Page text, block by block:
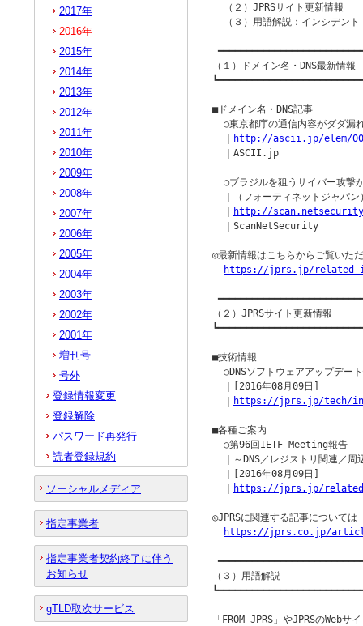
  （２）JPRSサイト更新情報
  （３）用語解説：インシデント
（１）ドメイン名・DNS最新情報
■ドメイン名・DNS記事
○東京都庁の通信内容がダダ漏
http://ascii.jp/elem/
  ｜ASCII.jp
○ブラジルを狙うサイバー攻撃
｜（フォーティネットジャパン
http://
  ｜ScanNetSecurity
◎最新情報はこちらからご覧いた
https://jprs.jp/related-
（２）JPRSサイト更新情報
■技術情報
○DNSソフトウェアアップデー
  ｜[2016年08月09日]
https://jprs.jp/tech/
■各種ご案内
  ○第96回IETF Meeting報告
｜～DNS／レジストリ関連／周
  ｜[2016年08月09日]
https://jprs.jp/related-
◎JPRSに関連する記事について
https://jprs.co.jp/
（３）用語解説
「FROM JPRS」やJPRSのWeb
2017年
2016年
2015年
2014年
2013年
2012年
2011年
2010年
2009年
2008年
2007年
2006年
2005年
2004年
2003年
2002年
2001年
増刊号
号外
登録情報変更
登録解除
パスワード再発行
読者登録規約
ソーシャルメディア
指定事業者
指定事業者契約終了に伴う
お知らせ
gTLD取次サービス